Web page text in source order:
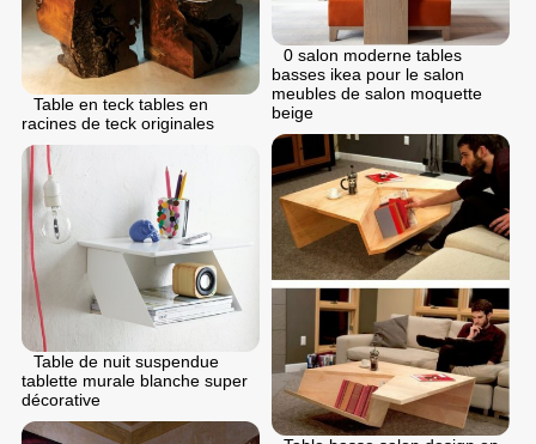
0 salon moderne tables
basses ikea pour le salon
meubles de salon moquette
beige
Table en teck tables en
racines de teck originales
Table de nuit suspendue
tablette murale blanche super
décorative